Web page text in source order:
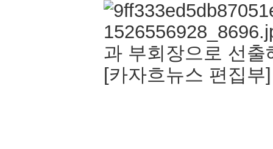
과 부회장으로 선
[카자흐뉴스 편집부]